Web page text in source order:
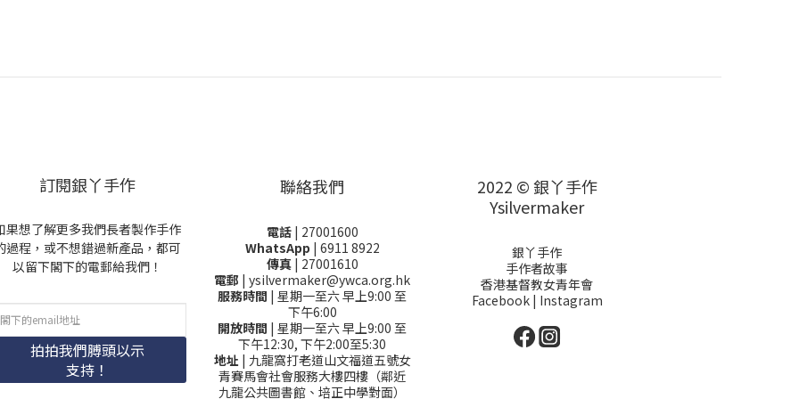
訂閱銀丫手作
果想了解更多我們長者製作手作
過程，或不想錯過新產品，都可
以留下閣下的電郵給我們！
拍拍我們膊頭以示
支持！
聯絡我們
電話 | 27001600
WhatsApp | 6911 8922
傳真| 27001610
電郵 | ysilvermaker@ywca.org.hk
服務時間 | 星期一至六 早上9:00 至
下午6:00
開放時間 | 星期一至六 早上9:00 至
下午12:30, 下午2:00至5:30
地址 | 九龍窩打老道山文福道五號女
青賽馬會社會服務大樓四樓（鄰近
九龍公共圖書館、培正中學對面）
2022 © 銀丫手作
Ysilvermaker
銀丫手作
手作者故事
香港基督教女青年會
Facebook | Instagram